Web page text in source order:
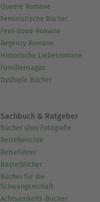
Queere Romane
Feministische Bücher
Feel-Good-Romane
Regency Romane
Historische Liebesromane
Familiensagas
Dystopie Bücher
Sachbuch & Ratgeber
Bücher über Fotografie
Reiseberichte
Reiseführer
Bastelbücher
Bücher für die
Schwangerschaft
Achtsamkeits-Bücher